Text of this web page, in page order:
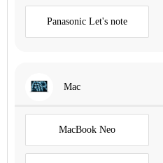
Panasonic Let's note
Mac
MacBook Neo